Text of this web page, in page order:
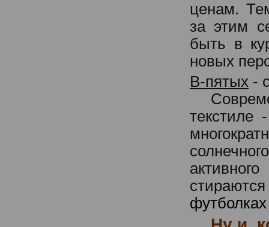
ценам.
за этим
быть в
новых
В-пятых -
текстиле
футболках